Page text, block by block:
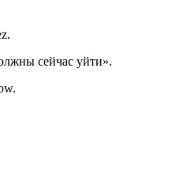
сейчас уйти».